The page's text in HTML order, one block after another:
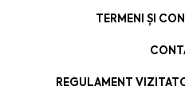
TERMENI ȘI
REGULAMENT